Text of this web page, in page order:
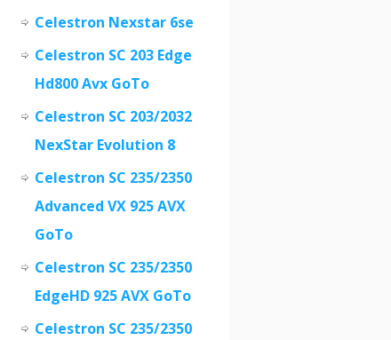
Celestron Nexstar 6se
Celestron SC 203 Edge
Hd800 Avx GoTo
Celestron SC 203/2032
NexStar Evolution 8
Celestron SC 235/2350
Advanced VX 925 AVX
GoTo
Celestron SC 235/2350
EdgeHD 925 AVX GoTo
Celestron SC 235/2350